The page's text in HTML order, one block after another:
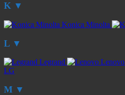
K ▼
Konica Minolta
L ▼
Legrand Lenovo
LG
M ▼